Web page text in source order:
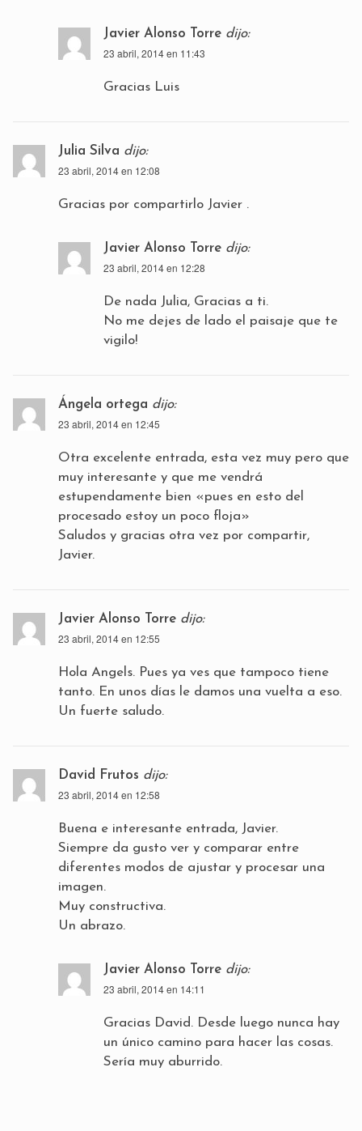
Javier Alonso Torre dijo:
23 abril, 2014 en 11:43
Gracias Luis
Julia Silva dijo:
23 abril, 2014 en 12:08
Gracias por compartirlo Javier .
Javier Alonso Torre dijo:
23 abril, 2014 en 12:28
De nada Julia, Gracias a ti.
No me dejes de lado el paisaje que te
vigilo!
Ángela ortega dijo:
23 abril, 2014 en 12:45
Otra excelente entrada, esta vez muy pero que
muy interesante y que me vendrá
estupendamente bien «pues en esto del
procesado estoy un poco floja»
Saludos y gracias otra vez por compartir,
Javier.
Javier Alonso Torre dijo:
23 abril, 2014 en 12:55
Hola Angels. Pues ya ves que tampoco tiene
tanto. En unos días le damos una vuelta a eso.
Un fuerte saludo.
David Frutos dijo:
23 abril, 2014 en 12:58
Buena e interesante entrada, Javier.
Siempre da gusto ver y comparar entre
diferentes modos de ajustar y procesar una
imagen.
Muy constructiva.
Un abrazo.
Javier Alonso Torre dijo:
23 abril, 2014 en 14:11
Gracias David. Desde luego nunca hay
un único camino para hacer las cosas.
Sería muy aburrido.